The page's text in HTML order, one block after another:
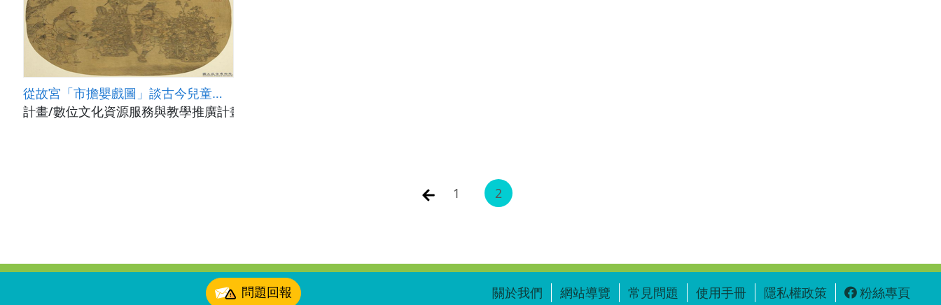
從故宮「市擔嬰戲圖」談古今兒童角色
計畫/數位文化資源服務與教學推廣計畫(國立政治大學)
1 2
問題回報 關於我們 網站導覽 常見問題 使用手冊 隱私權政策 粉絲專頁